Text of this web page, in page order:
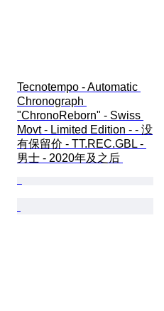
Tecnotempo - Automatic
Chronograph
"ChronoReborn" - Swiss
Movt - Limited Edition - - 没
有保留价 - TT.REC.GBL -
男士 - 2020年及之后